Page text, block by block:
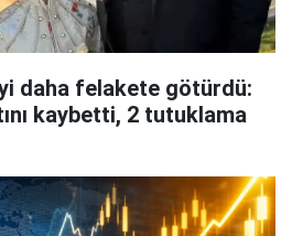
daha felakete götürdü:
kaybetti, 2 tutuklama